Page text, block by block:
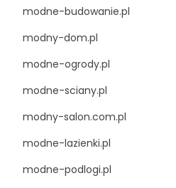
modne-budowanie.pl
modny-dom.pl
modne-ogrody.pl
modne-sciany.pl
modny-salon.com.pl
modne-lazienki.pl
modne-podlogi.pl